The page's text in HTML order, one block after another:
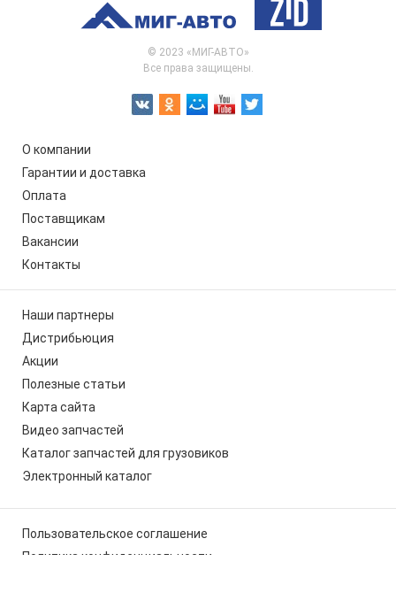
© 2023 «МИГ-АВТО»
Все права защищены.
О компании
Гарантии и доставка
Оплата
Поставщикам
Вакансии
Контакты
Наши партнеры
Дистрибьюция
Акции
Полезные статьи
Карта сайта
Видео запчастей
Каталог запчастей для грузовиков
Электронный каталог
Пользовательское соглашение
Политика конфиденциальности